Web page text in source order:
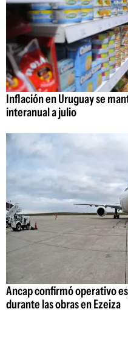
Inflación en Uruguay se
interanual a julio
Ancap confirmó operativo
durante las obras en Ezeiza